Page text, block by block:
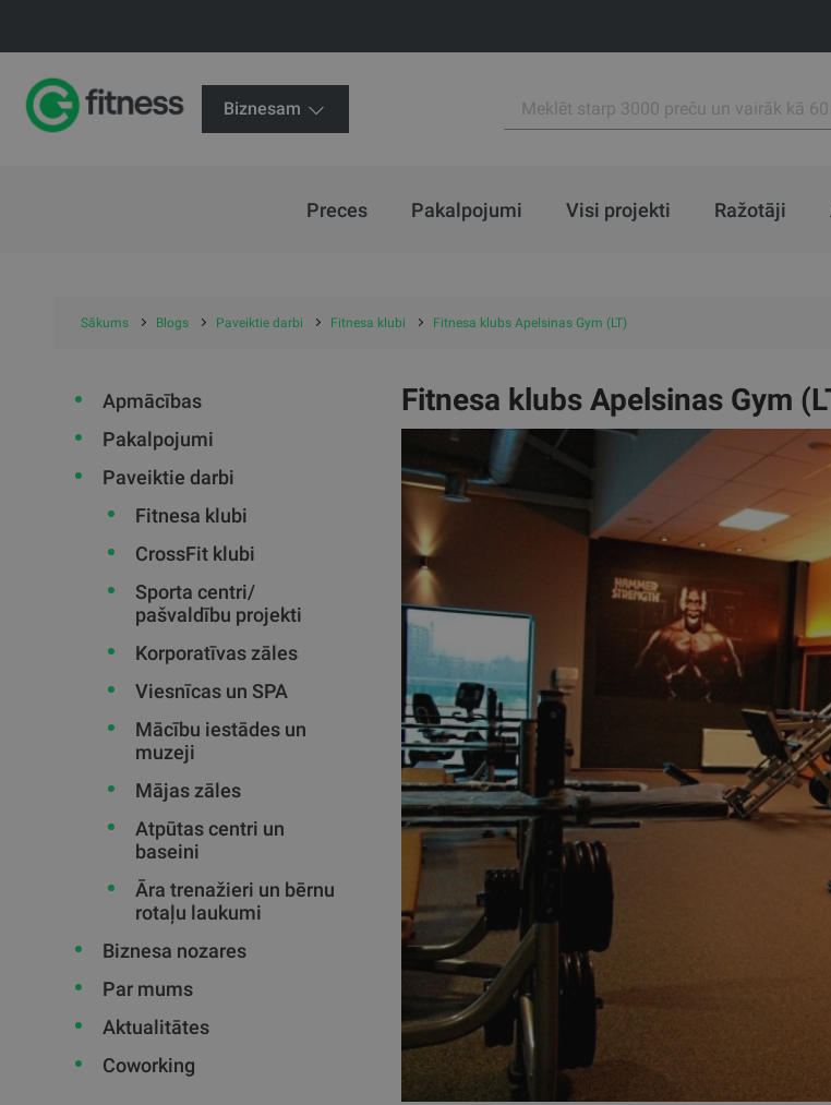
Biznesam
Preces Pakalpojumi Visi projekti Ražotāji
Sākums Blogs Paveiktie darbi Fitnesa klubi Fitnesa klubs Apelsinas Gym (LT)
Apmācības
Pakalpojumi
Paveiktie darbi
Fitnesa klubi
CrossFit klubi
Sporta centri/
pašvaldību projekti
Korporatīvas zāles
Viesnīcas un SPA
Mācību iestādes un
muzeji
Mājas zāles
Atpūtas centri un
baseini
Āra trenažieri un bērnu
rotaļu laukumi
Biznesa nozares
Par mums
Aktualitātes
Coworking
Fitnesa klubs Apelsinas Gym